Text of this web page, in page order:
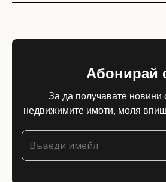
Абонирай
За да получавате новини
недвижимите имоти, моля